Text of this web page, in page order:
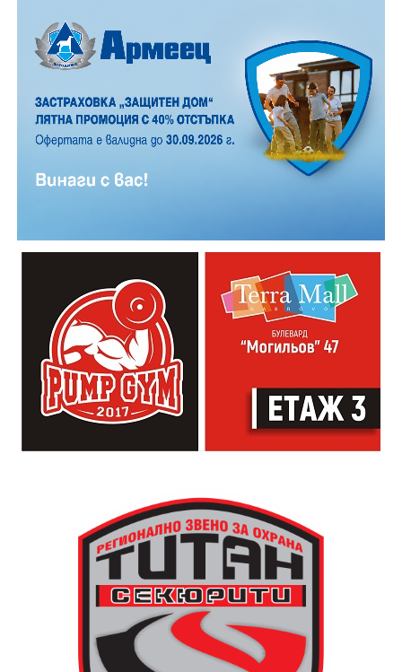
12 АВГУСТ (сряда)
19:00ч. „Книга за книга“ – донеси книга, вземи си
друга, обсъди заглавия и автори с други читатели
20:00ч. Концерт на група МОЛЕЦ, GoGo,
Zov&Vakavliev, Toria
21:30ч. Коктейли и музика
които свират на китара, да се включат – независимо
от професионалното им ниво. Събитието е различно
– то не е концерт, а споделено преживяване, в което
всеки участва по свой начин. Няма сцена или
официална програма, няма предварително обявени
изпълнители и разделение между публика и
артисти. Всеки е добре дошъл да пее, свири или
просто да преживее звездопад, изпълнен с музика,
падащи звезди и желания.
транспорт до местността Градище. Електрическият
автобус ще тръгне в 19:30 ч. от пл. „Възраждане“, а
обратно към града в 00:00 ч. – от паркинга до
поляната. Вземете със себе си връхна дреха и одеяло
или шалте! За повече информация тел. 0887907075.